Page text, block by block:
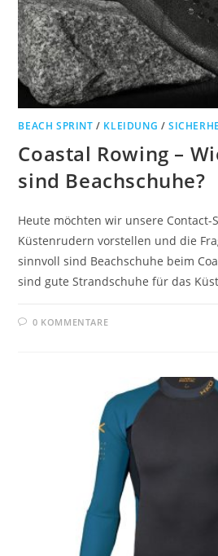
BEACH SPRINT / KLEIDUNG /
Coastal Rowing –
sind Beachschuhe?
Heute möchten wir unsere Contact-
Küstenrudern vorstellen und die
sinnvoll sind Beachschuhe beim
sind gute Strandschuhe für das
0 KOMMENTARE